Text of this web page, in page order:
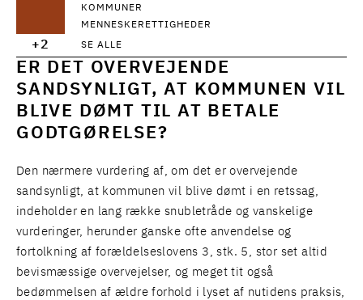
KOMMUNER
MENNESKERETTIGHEDER
+2 SE ALLE
ER DET OVERVEJENDE
SANDSYNLIGT, AT KOMMUNEN VIL
BLIVE DØMT TIL AT BETALE
GODTGØRELSE?
Den nærmere vurdering af, om det er overvejende
sandsynligt, at kommunen vil blive dømt i en retssag,
indeholder en lang række snubletråde og vanskelige
vurderinger, herunder ganske ofte anvendelse og
fortolkning af forældelseslovens 3, stk. 5, stor set altid
bevismæssige overvejelser, og meget tit også
bedømmelsen af ældre forhold i lyset af nutidens praksis,